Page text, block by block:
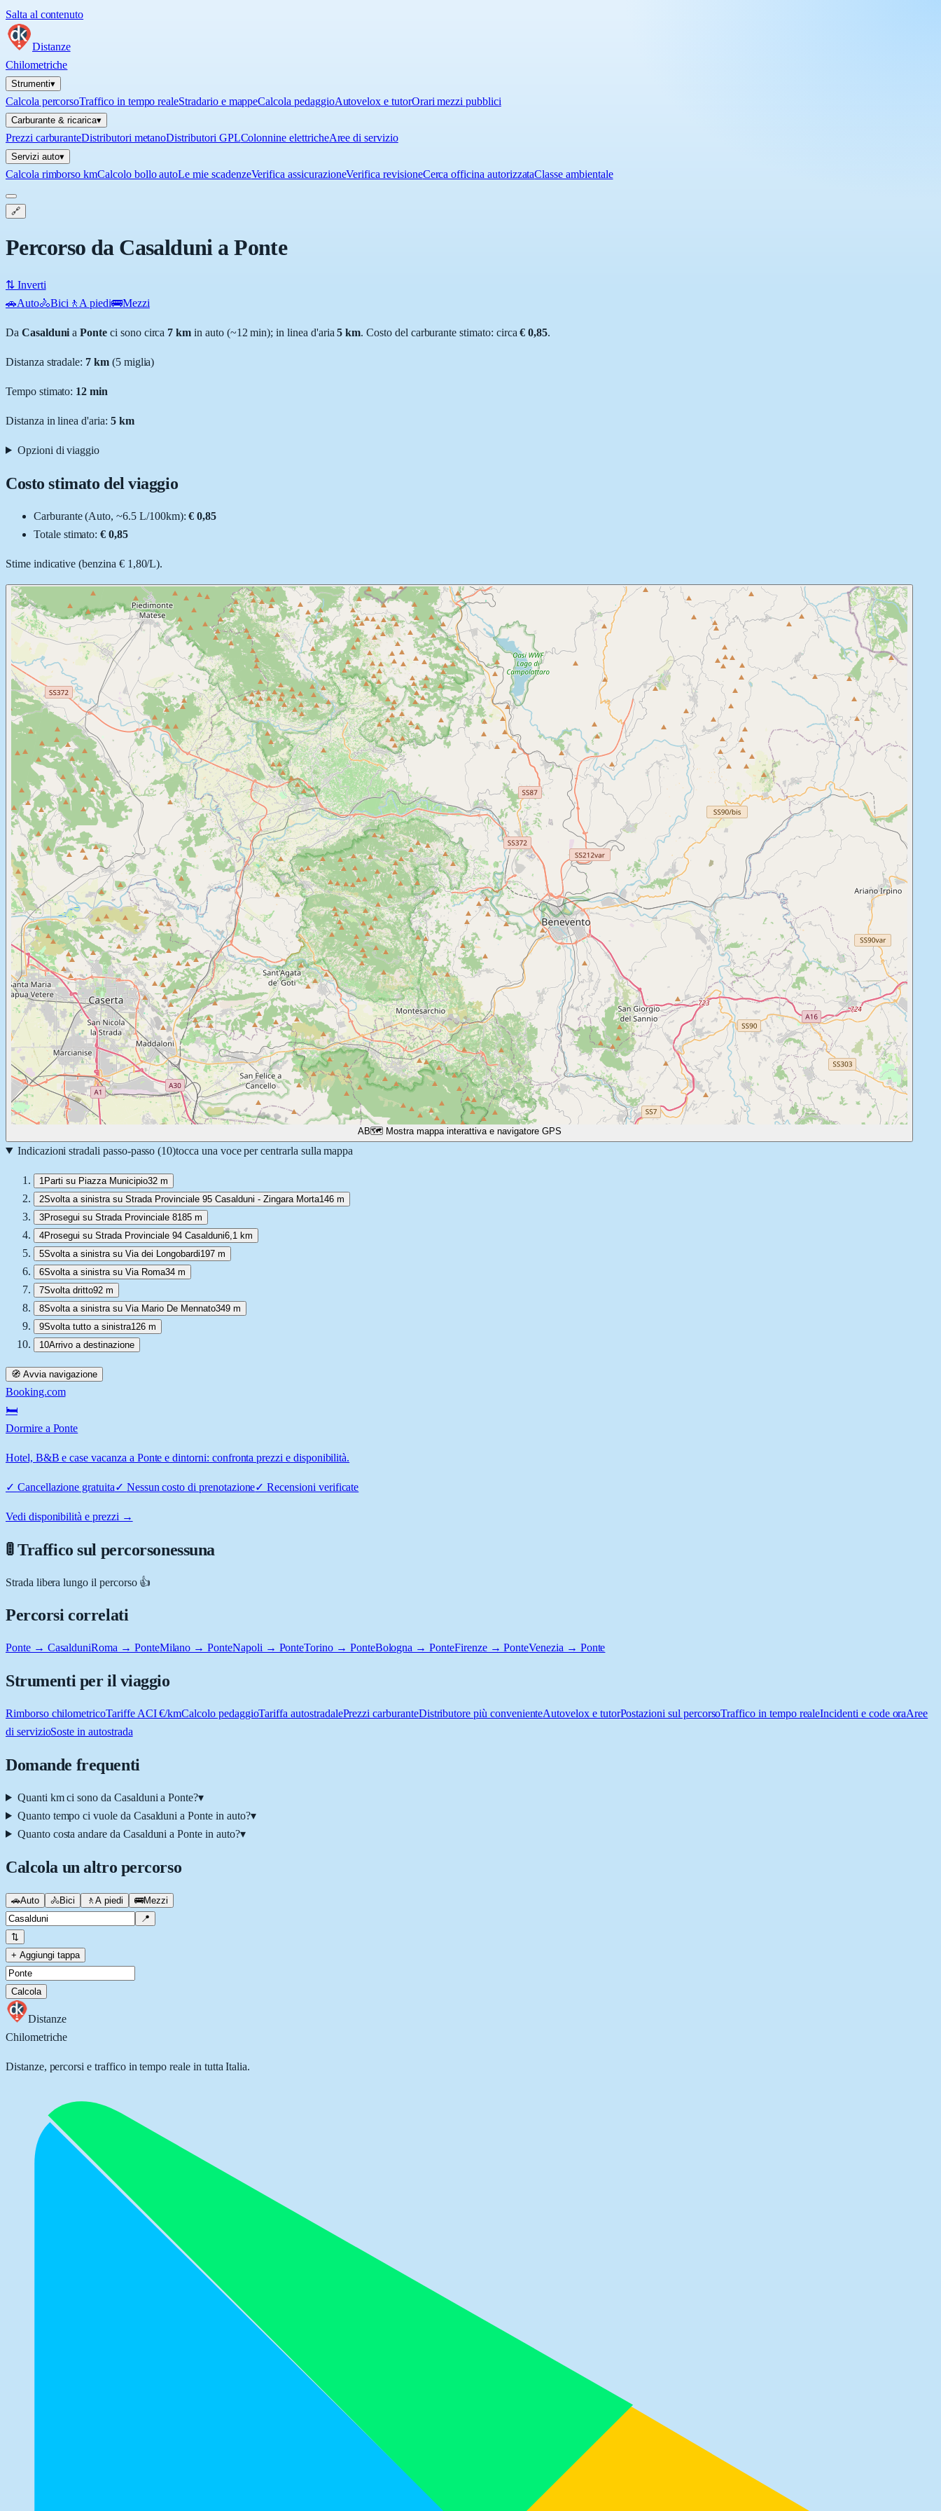
Salta al contenuto
Distanze
Chilometriche
Strumenti▾
Calcola percorsoTraffico in tempo realeStradario e mappeCalcola pedaggioAutovelox e tutorOrari mezzi pubblici
Carburante & ricarica▾
Prezzi carburanteDistributori metanoDistributori GPLColonnine elettricheAree di servizio
Servizi auto▾
Calcola rimborso kmCalcolo bollo autoLe mie scadenzeVerifica assicurazioneVerifica revisioneCerca officina autorizzataClasse ambientale
🔗
Percorso da Casalduni a Ponte
⇅ Inverti
🚗Auto🚴Bici 🚶 A piedi🚌Mezzi
Da Casalduni aPonte ci sono circa 7 km in auto (~12 min); in linea d'aria5 km. Costo del carburante stimato: circa € 0,85.
Distanza stradale: 7 km (5miglia)
Tempo stimato: 12 min
Distanza in linea d'aria: 5km
Opzioni di viaggio
Costo stimato del viaggio
Carburante (Auto, ~6.5 L/100km): € 0,85
Totale stimato:€ 0,85
Stime indicative (benzina € 1,80/L).
AB🗺️ Mostra mappa interattiva e navigatore GPS
Indicazioni stradali passo-passo (10)tocca una voce per centrarla sulla mappa
1 Parti su Piazza Municipio32 m
2Svolta a sinistra su Strada Provinciale 95 Casalduni - Zingara Morta146 m
3Prosegui su Strada Provinciale 8185 m
4Prosegui su Strada Provinciale 94 Casalduni6,1 km
5Svolta a sinistra su Via dei Longobardi197 m
6Svolta a sinistra su Via Roma34 m
7Svolta dritto92 m
8Svolta a sinistra su Via Mario De Mennato349 m
9Svolta tutto a sinistra126 m
10Arrivo a destinazione
🧭 Avvia navigazione
Booking.com
🛏️
Dormire a Ponte
Hotel, B&B e case vacanza a Ponte e dintorni: confronta prezzi e disponibilità.
✓ Cancellazione gratuita✓ Nessun costo di prenotazione✓Recensioni verificate
Vedi disponibilità e prezzi →
🚦 Traffico sul percorsonessuna
Strada libera lungo il percorso 👍
Percorsi correlati
Ponte → CasalduniRoma → PonteMilano → PonteNapoli → PonteTorino → PonteBologna → PonteFirenze → PonteVenezia → Ponte
Strumenti per il viaggio
Rimborso chilometricoTariffe ACI €/kmCalcolo pedaggioTariffa autostradalePrezzi carburanteDistributore più convenienteAutovelox e tutorPostazioni sul percorsoTraffico in tempo realeIncidenti e code oraAree
di servizioSoste in autostrada
Domande frequenti
Quanti km ci sono da Casalduni a Ponte?▾
Quanto tempo ci vuole da Casalduni a Ponte in auto?▾
Quanto costa andare da Casalduni a Ponte in auto?▾
Calcola un altro percorso
🚗Auto 🚴Bici 🚶 A piedi 🚌Mezzi
📍
⇅
+ Aggiungi tappa
Calcola
Distanze
Chilometriche
Distanze, percorsi e traffico in tempo reale in tutta Italia.